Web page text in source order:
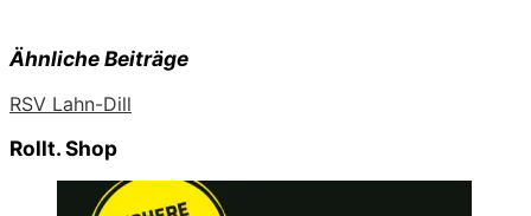
Ähnliche Beiträge
RSV Lahn-Dill
Rollt. Shop